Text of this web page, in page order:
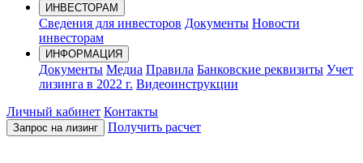
ИНВЕСТОРАМ
Сведения для инвесторов Документы Новости
инвесторам
ИНФОРМАЦИЯ
Документы Медиа Правила Банковские реквизиты Учет
лизинга в 2022 г. Видеоинструкции
Личный кабинет Контакты
Запрос на лизинг Получить расчет